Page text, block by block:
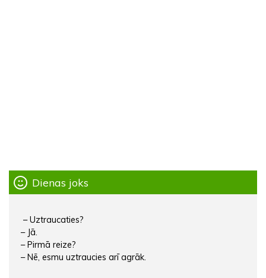
Dienas joks
– Uztraucaties?
– Jā.
– Pirmā reize?
– Nē, esmu uztraucies arī agrāk.